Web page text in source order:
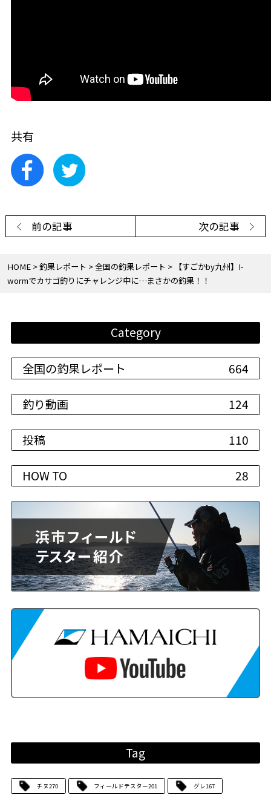
Category
全国の釣果レポート 664
釣り動画 124
投稿 110
HOW TO 28
Tag
チヌ270 フィールドテスター201 グレ167
HOME 釣果レポート 全国の釣果レポート
【すごかby九州】I-
wormでカサゴ釣りにチャレンジ中に…まさかの釣果！！
共有
前の記事 次の記事